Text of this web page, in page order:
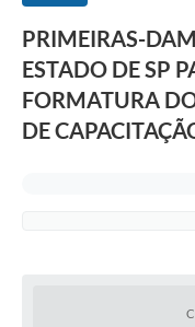
A Prefeitura
Ouvidoria
PRIMEIRAS-
ESTADO DE SP
FORMATURA
DE